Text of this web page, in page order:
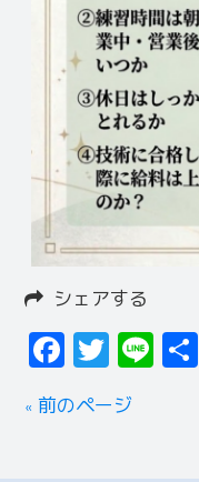
シェアする
Facebook
Twitter
Line
« 前のページ